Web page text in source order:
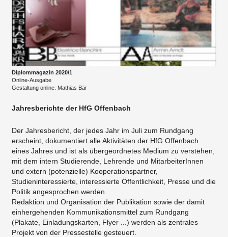
Diplommagazin 2020/1
Online-Ausgabe
Gestaltung online: Mathias Bär
Jahresberichte der HfG Offenbach
Der Jahresbericht, der jedes Jahr im Juli zum Rundgang
erscheint, dokumentiert alle Aktivitäten der HfG Offenbach
eines Jahres und ist als übergeordnetes Medium zu verstehen,
mit dem intern Studierende, Lehrende und MitarbeiterInnen
und extern (potenzielle) Kooperationspartner,
Studieninteressierte, interessierte Öffentlichkeit, Presse und die
Politik angesprochen werden.
Redaktion und Organisation der Publikation sowie der damit
einhergehenden Kommunikationsmittel zum Rundgang
(Plakate, Einladungskarten, Flyer ...) werden als zentrales
Projekt von der Pressestelle gesteuert.